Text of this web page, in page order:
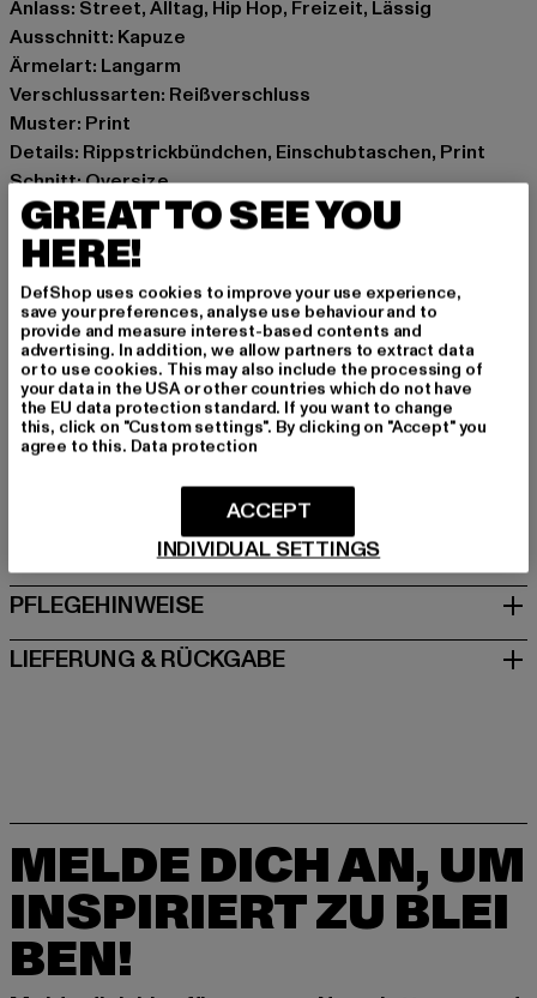
Anlass: Street, Alltag, Hip Hop, Freizeit, Lässig
Ausschnitt: Kapuze
Ärmelart: Langarm
Verschlussarten: Reißverschluss
Muster: Print
Details: Rippstrickbündchen, Einschubtaschen, Print
Schnitt: Oversize
Marke: Mister Tee Upscale
Kat.: Zip Hoodies
Farbe: schwarz
Hersteller Farbe: black
Materialzusammensetzung: 100% Baumwolle
Art.Nr: MT3023-00007
Hersteller: TB International GmbH |info@tbint.de
Dr.-Robert-Murjahn-Straße 7 | 64372 Ober-Ramstadt |
GRÖSSE & PASSFORM
PFLEGEHINWEISE
LIEFERUNG & RÜCKGABE
MELDE DICH AN, UM
INSPIRIERT ZU BLEI
BEN!
GREAT TO SEE YOU
HERE!
DefShop uses cookies to improve your use experience,
save your preferences, analyse use behaviour and to
provide and measure interest-based contents and
advertising. In addition, we allow partners to extract data
or to use cookies. This may also include the processing of
your data in the USA or other countries which do not have
the EU data protection standard. If you want to change
this, click on "Custom settings". By clicking on "Accept" you
agree to this. Data protection
INDIVIDUAL SETTINGS
ACCEPT